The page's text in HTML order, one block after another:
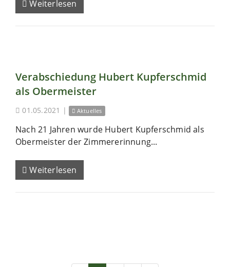
Weiterlesen
Verabschiedung Hubert Kupferschmid
als Obermeister
01.05.2021 | Aktuelles
Nach 21 Jahren wurde Hubert Kupferschmid als
Obermeister der Zimmererinnung...
Weiterlesen